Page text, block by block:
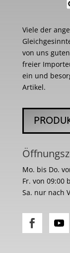
Viele der
von uns
freier
ein und
Artikel.
Mo. bis Do.
Fr. von 09:00
Sa. nur nach